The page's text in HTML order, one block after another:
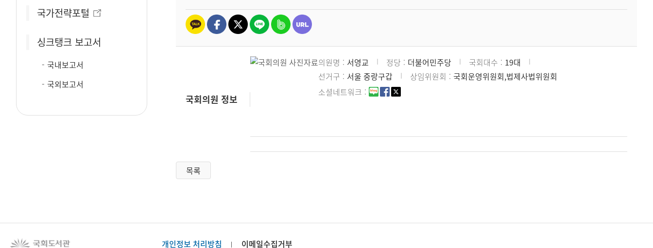
국가전략포털
싱크탱크 보고서
국내보고서
국외보고서
국회의원 정보
의원명 서영교 정당 더불어민주당 국회대수
19대
선거구
서울 중랑구갑 상임위원회
국회운영위원회,법제사법위원회
소셜네트워크
목록
개인정보 처리방침 이메일수집거부